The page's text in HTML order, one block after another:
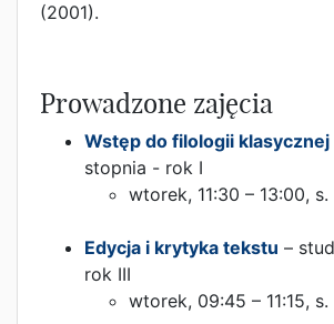
(2001).
Prowadzone zajęcia
Wstęp do filologii klasycznej
stopnia - rok I
wtorek, 11:30 – 13:00, s.
Edycja i krytyka tekstu –
rok III
wtorek, 09:45 – 11:15, s.